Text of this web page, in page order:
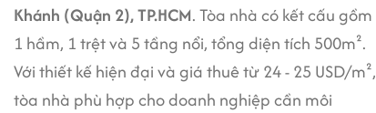
Khánh (Quận 2), TP.HCM. Tòa nhà có kết cấu gồm
1 hầm, 1 trệt và 5 tầng nổi, tổng diện tích 500m².
Với thiết kế hiện đại và giá thuê từ 24 - 25 USD/m²,
tòa nhà phù hợp cho doanh nghiệp cần môi